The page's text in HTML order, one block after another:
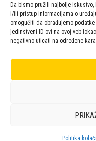
Da bismo pružili najbolje
i/ili pristup informacijama o
omogućiti da obrađujemo
jedinstveni ID-ovi na ovoj veb
negativno uticati na određene
Politika